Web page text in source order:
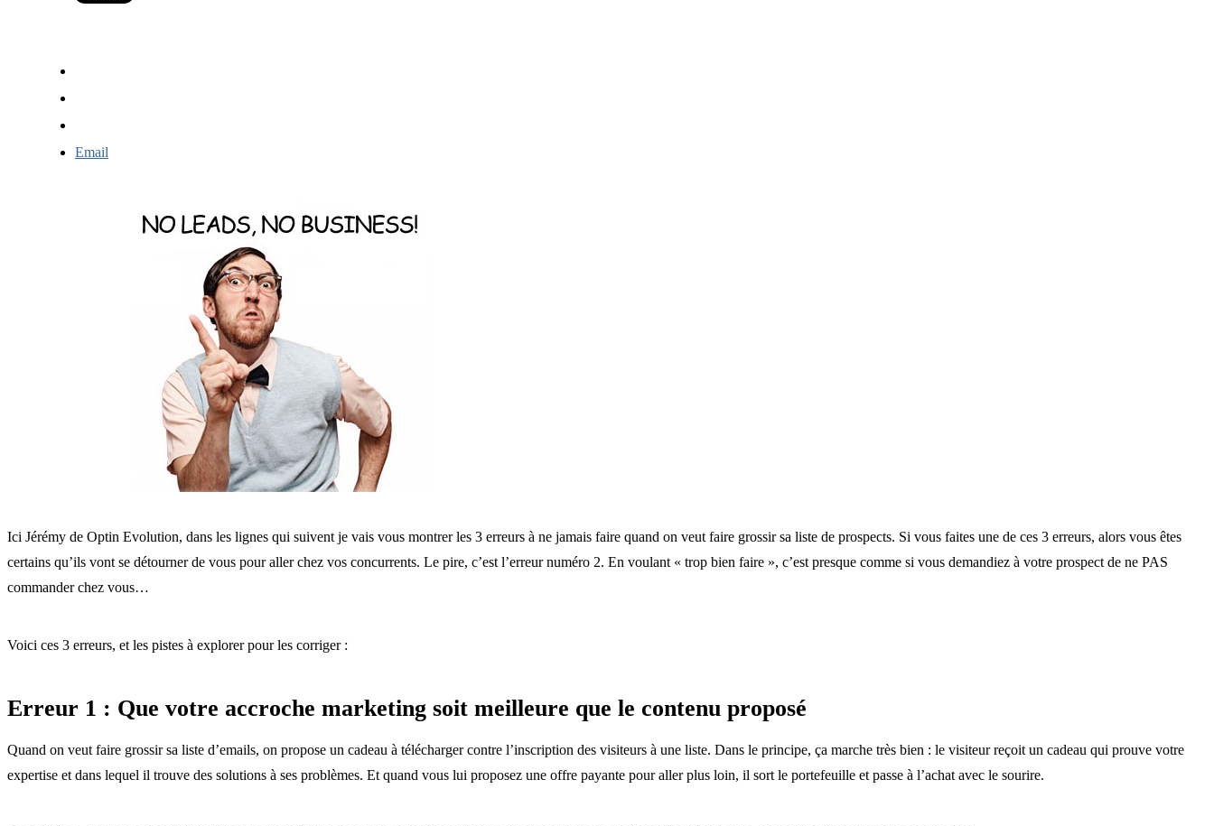
Email
Ici Jérémy de Optin Evolution, dans les lignes qui suivent je vais vous montrer les 3 erreurs à ne jamais faire quand on veut faire grossir sa liste de prospects. Si vous faites une de ces 3 erreurs, alors vous êtes
certains qu’ils vont se détourner de vous pour aller chez vos concurrents. Le pire, c’est l’erreur numéro 2. En voulant « trop bien faire », c’est presque comme si vous demandiez à votre prospect de ne PAS
commander chez vous…
Voici ces 3 erreurs, et les pistes à explorer pour les corriger :
Erreur 1 : Que votre accroche marketing soit meilleure que le contenu proposé
Quand on veut faire grossir sa liste d’emails, on propose un cadeau à télécharger contre l’inscription des visiteurs à une liste. Dans le principe, ça marche très bien : le visiteur reçoit un cadeau qui prouve votre
expertise et dans lequel il trouve des solutions à ses problèmes. Et quand vous lui proposez une offre payante pour aller plus loin, il sort le portefeuille et passe à l’achat avec le sourire.